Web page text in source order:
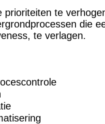
prioriteiten te
die
te verlagen.